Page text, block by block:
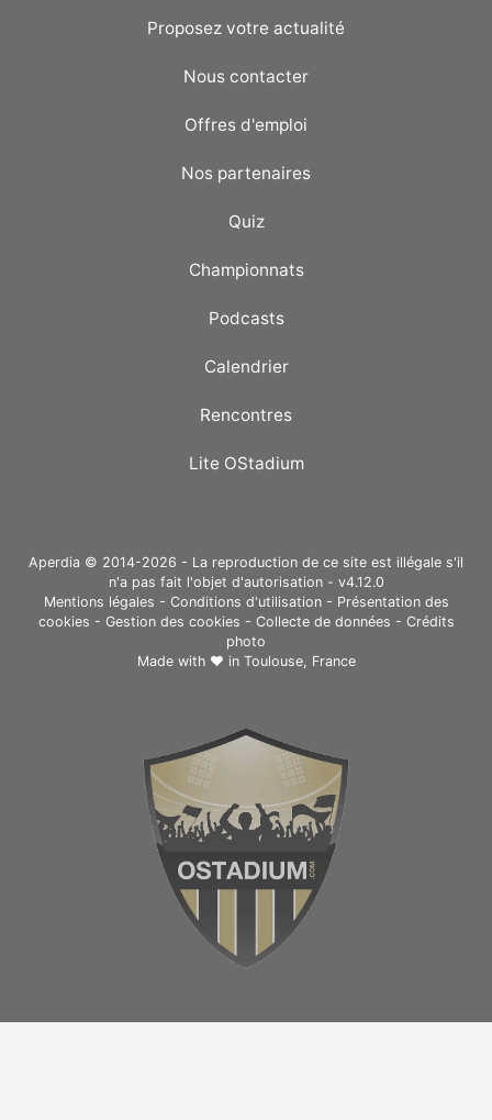
Proposez votre actualité
Nous contacter
Offres d'emploi
Nos partenaires
Quiz
Championnats
Podcasts
Calendrier
Rencontres
Lite OStadium
Aperdia © 2014-2026 - La reproduction de ce site est illégale s'il
n'a pas fait l'objet d'autorisation - v4.12.0
Mentions légales - Conditions d'utilisation- Présentation des
cookies - Gestion des cookies - Collecte de données - Crédits
photo
Made with ❤ in Toulouse, France